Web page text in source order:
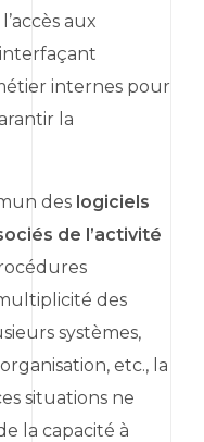
aux
internes pour
la
des logiciels
de l’activité
des
systèmes,
etc., la
situations ne
la capacité à